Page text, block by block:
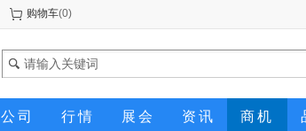
购物车(0)
公司 行情 展会 资讯 商机